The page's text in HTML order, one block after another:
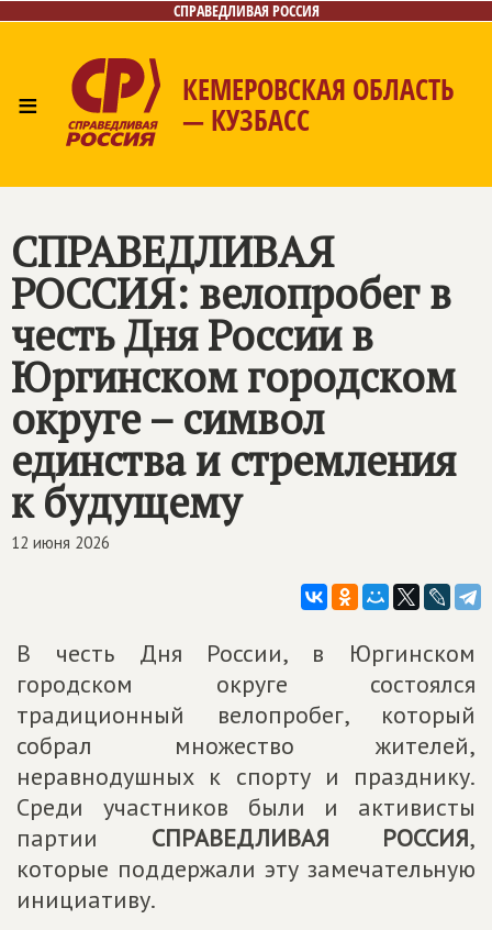
СПРАВЕДЛИВАЯ РОССИЯ
≡ КЕМЕРОВСКАЯ ОБЛАСТЬ
— КУЗБАСС
Лица
Фото/Видео Газета
СПРАВЕДЛИВАЯ
РОССИЯ: велопробег в
честь Дня России в
Юргинском городском
округе – символ
единства и стремления
к будущему
12 июня 2026
В честь Дня России, в Юргинском
городском округе состоялся
традиционный велопробег, который
собрал множество жителей,
неравнодушных к спорту и празднику.
Среди участников были и активисты
партии СПРАВЕДЛИВАЯ РОССИЯ,
которые поддержали эту замечательную
инициативу.